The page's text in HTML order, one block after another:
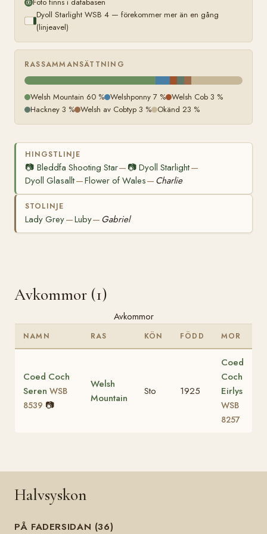
Dyoll Starlight WSB 4 — förekommer mer än en gång
(linjeavel)
RASSAMMANSÄTTNING
Welsh Mountain 60 % Welshponny 7 % Welsh Cob 3 %
Hackney 3 % Welsh av Cobtyp 3 % Okänd 23 %
HINGSTLINJE
📷 Bleddfa Shooting Star— 📷Dyoll Starlight—
Dyoll Glasallt—Flower of Wales— Charlie
STOLINJE
Lady Grey—Luby— Gabriel
Avkommor (1)
Avkommor
NAMN RAS KÖN FÖDD MOR
Coed Coch
Seren WSB
8539 📷
Welsh
Mountain
Sto 1925
Coed
Coch
Eirlys
WSB
8257
Halvsyskon
PÅ FADERSIDAN (36)